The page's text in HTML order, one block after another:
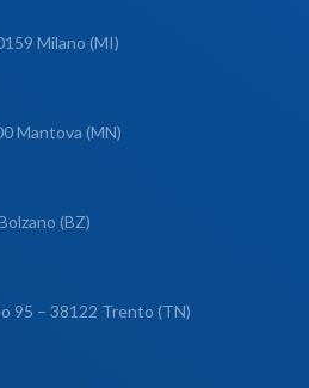
Milano (MI)
Mantova (MN)
(BZ)
95 – 38122 Trento (TN)